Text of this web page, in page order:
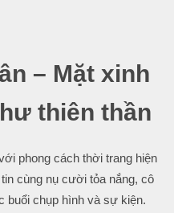
– Mặt xinh
thiên thần
phong cách thời trang hiện
cùng nụ cười tỏa nắng, cô
buổi chụp hình và sự kiện.